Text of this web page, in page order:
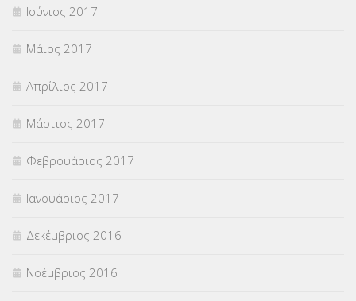
Ιούνιος 2017
Μάιος 2017
Απρίλιος 2017
Μάρτιος 2017
Φεβρουάριος 2017
Ιανουάριος 2017
Δεκέμβριος 2016
Νοέμβριος 2016